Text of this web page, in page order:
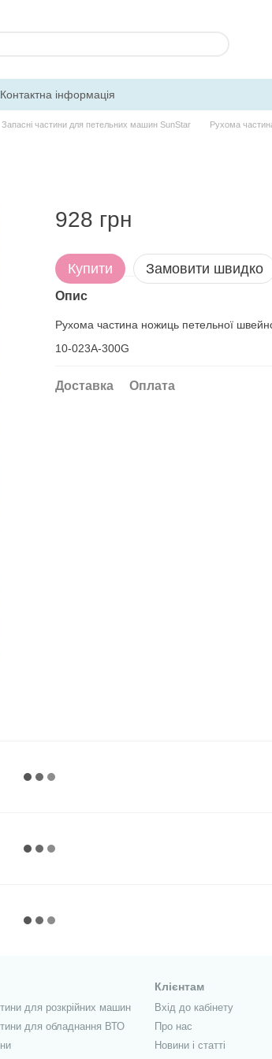
Контактна інформація
Запасні частини для петельних машин SunStar Рухома
928 грн
Купити Замовити швидко
Опис
Рухома частина ножиць петельної
10-023A-300G
Доставка Оплата
для розкрійних машин
для обладнання ВТО
Клієнтам
Вхід до кабінету
Про нас
Новини і статті